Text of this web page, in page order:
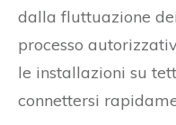
dalla fluttuazione
processo
le installazioni su
connettersi